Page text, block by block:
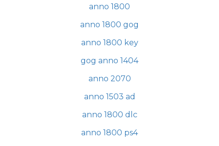
anno 1800
anno 1800 gog
anno 1800 key
gog anno 1404
anno 2070
anno 1503 ad
anno 1800 dlc
anno 1800 ps4